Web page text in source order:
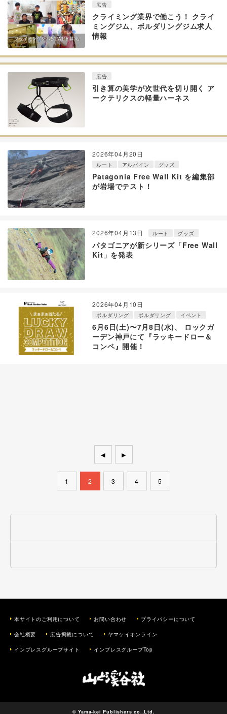
広告
クライミング業界で働こう！ クライ
ミングジム、ボルダリングジム求人
情報
広告
引き算の美学が次世代を切り開く ア
ークテリクスの軽量ハーネス
2026年04月20日
ルート アルパイン グッズ
Patagonia Free Wall Kit を編集部
が岩場でテスト！
2026年04月13日 ルート グッズ
パタゴニアが新シリーズ「Free Wall
Kit」を発表
2026年04月10日
ボルダリング ボルダリング イベント
6月6日(土)〜7月8日(水)、 ロックガ
ーデン神戸にて『ラッキードロー＆
コンペ』開催！
◀ ▶
1 2 3 4 5
本サイトのご利用について お問い合わせ プライバシーについて
会社概要 広告掲載について ヤマケイオンライン
インプレスグループサイト インプレスグループTop
© Yama-kei Publishers co.,Ltd.